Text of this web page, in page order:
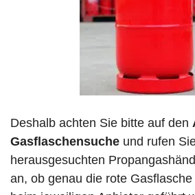
Deshalb achten Sie bitte auf den
Gasflaschensuche und rufen
herausgesuchten
an, ob genau die rote